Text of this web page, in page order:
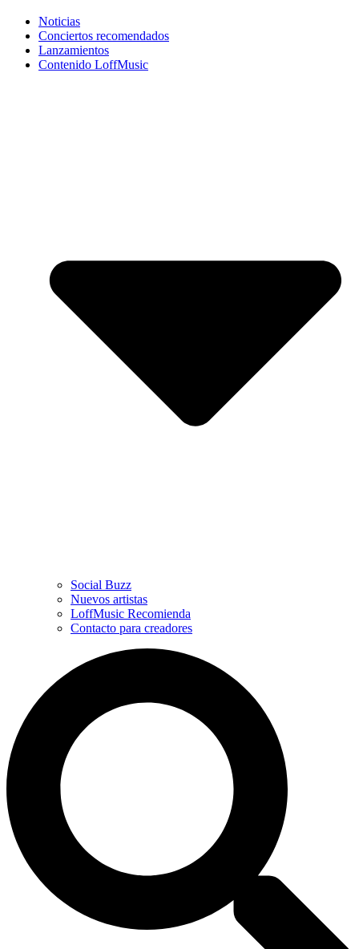
Noticias
Conciertos recomendados
Lanzamientos
Contenido LoffMusic
Social Buzz
Nuevos artistas
LoffMusic Recomienda
Contacto para creadores